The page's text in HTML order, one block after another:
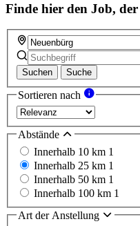
Finde hier den Job,
Suchen Suche
Sortieren nach
Abstände
Innerhalb 10 km 1
Innerhalb 25 km 1
Innerhalb 50 km 1
Innerhalb 100 km 1
Art der Anstellung